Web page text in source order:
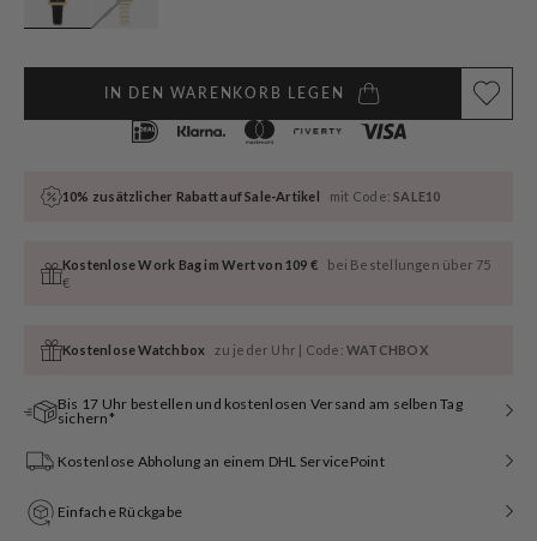
IN DEN WARENKORB LEGEN
10% zusätzlicher Rabatt auf Sale-Artikel mit Code:SALE10
Kostenlose Work Bag im Wert von 109 €
bei Bestellungen über 75
€
Kostenlose Watchbox zu jeder Uhr | Code:WATCHBOX
Bis 17 Uhr bestellen und kostenlosen Versand am selben Tag
sichern*
Kostenlose Abholung an einem DHL ServicePoint
Einfache Rückgabe